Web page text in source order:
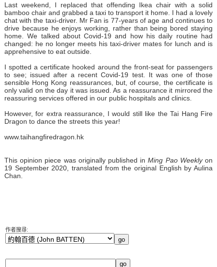
Last weekend, I replaced that offending Ikea chair with a solid
bamboo chair and grabbed a taxi to transport it home. I had a lovely
chat with the taxi-driver. Mr Fan is 77-years of age and continues to
drive because he enjoys working, rather than being bored staying
home. We talked about Covid-19 and how his daily routine had
changed: he no longer meets his taxi-driver mates for lunch and is
apprehensive to eat outside.
I spotted a certificate hooked around the front-seat for passengers
to see; issued after a recent Covid-19 test. It was one of those
sensible Hong Kong reassurances, but, of course, the certificate is
only valid on the day it was issued. As a reassurance it mirrored the
reassuring services offered in our public hospitals and clinics.
However, for extra reassurance, I would still like the Tai Hang Fire
Dragon to dance the streets this year!
www.taihangfiredragon.hk
This opinion piece was originally published inMing Pao Weeklyon
19 September 2020, translated from the original English by Aulina
Chan.
作者搜尋: